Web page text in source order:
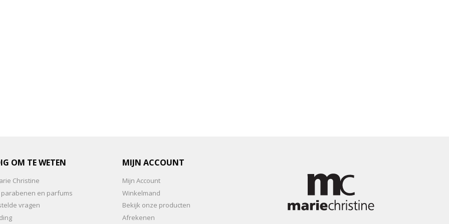
OM TE WETEN
Christine
parabenen en parfums
vragen
MIJN ACCOUNT
Mijn Account
Winkelmand
Bekijk onze producten
Afrekenen